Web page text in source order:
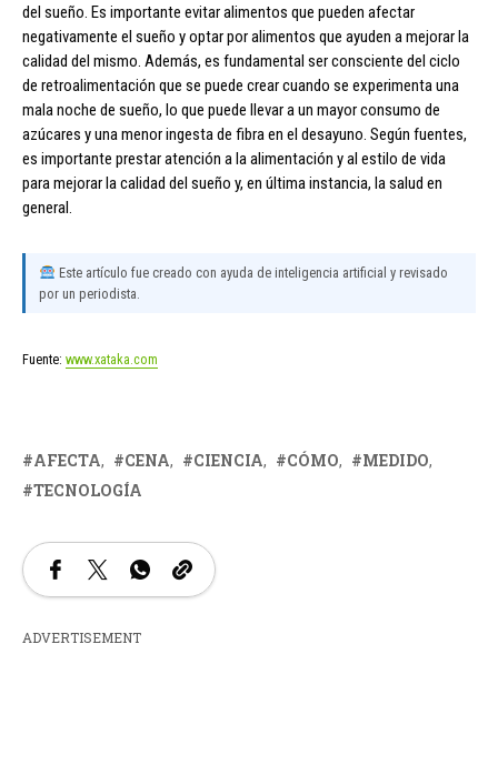
del sueño. Es importante evitar alimentos que pueden afectar
negativamente el sueño y optar por alimentos que ayuden a mejorar la
calidad del mismo. Además, es fundamental ser consciente del ciclo
de retroalimentación que se puede crear cuando se experimenta una
mala noche de sueño, lo que puede llevar a un mayor consumo de
azúcares y una menor ingesta de fibra en el desayuno. Según fuentes,
es importante prestar atención a la alimentación y al estilo de vida
para mejorar la calidad del sueño y, en última instancia, la salud en
general.
Este artículo fue creado con ayuda de inteligencia artificial y revisado
por un periodista.
Fuente: www.xataka.com
AFECTA CENA CIENCIA CÓMO
MEDIDO
TECNOLOGÍA
ADVERTISEMENT